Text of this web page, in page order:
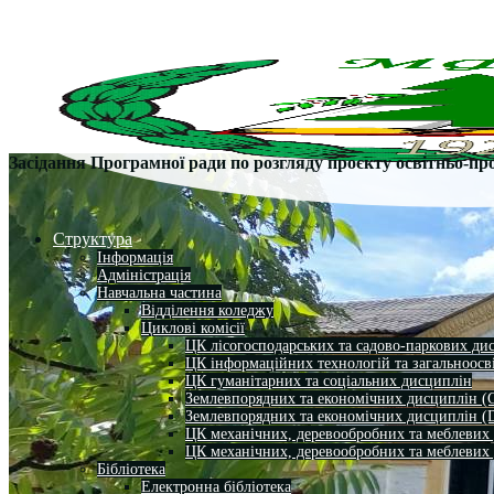
Структура
Інформація
Адміністрація
Навчальна частина
Відділення коледжу
Циклові комісії
ЦК лісогосподарських та садово-паркових
ЦК інформаційних технологій та
ЦК гуманітарних та соціальних дисциплін
Землевпорядних та економічних дисциплін
Землевпорядних та економічних дисциплін
ЦК механічних, деревообробних та
ЦК механічних, деревообробних та
Бібліотека
Електронна бібліотека
Засідання Програмної ради по розгляду проєкту освітньо-